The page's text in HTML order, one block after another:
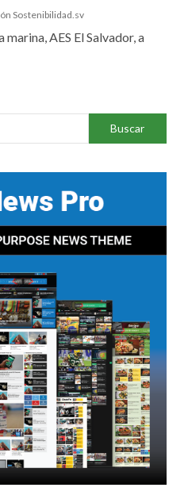
Sostenibilidad.sv
AES El Salvador, a